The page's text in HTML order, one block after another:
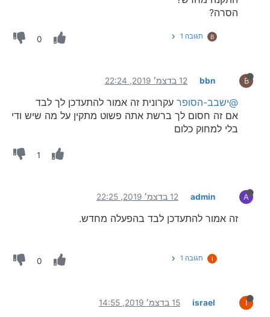
הסרה?
B תגובה 1 0
B
bbn 12 בדצמ׳ 2019, 22:24
@ישבב-הסופר עקרונית זה אמור להתעדכן לך לבד
אם זה חסום לך ברשת אתה פשוט מתקין על מה שיש ודי
בלי למחוק כלום
1
A
admin 12 בדצמ׳ 2019, 22:25
זה אמור להתעדכן לבד בהפעלה מחדש.
I תגובה 1 0
I
israel 15 בדצמ׳ 2019, 14:55